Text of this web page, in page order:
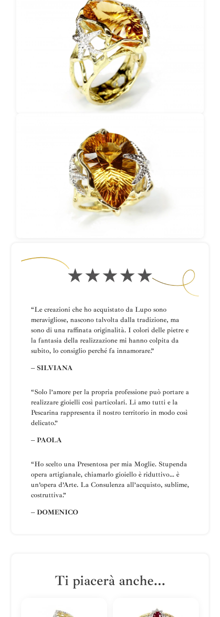
“Le creazioni che ho acquistato da Lupo sono
meravigliose, nascono talvolta dalla tradizione, ma
sono di una raffinata originalità. I colori delle pietre e
la fantasia della realizzazione mi hanno colpita da
subito, lo consiglio perché fa innamorare.”
– SILVIANA
“Solo l’amore per la propria professione può portare a
realizzare gioielli così particolari. Li amo tutti e la
Pescarina rappresenta il nostro territorio in modo così
delicato.”
– PAOLA
“Ho scelto una Presentosa per mia Moglie. Stupenda
opera artigianale, chiamarlo gioiello è riduttivo… è
un’opera d’Arte. La Consulenza all’acquisto, sublime,
costruttiva.”
– DOMENICO
Ti piacerà anche...